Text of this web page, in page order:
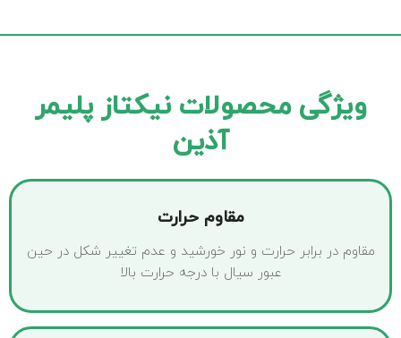
ویژگی محصولات نیکتاز پلیمر
آذین
مقاوم حرارت
مقاوم در برابر حرارت و نور خورشید و عدم تغییر شکل در حین
عبور سیال با درجه حرارت بالا